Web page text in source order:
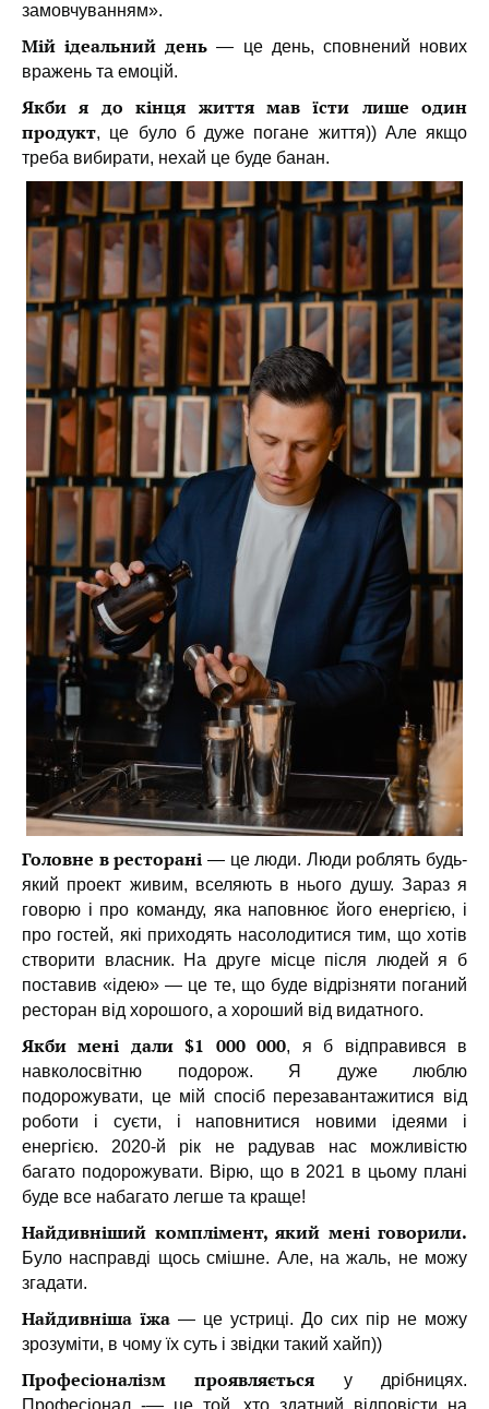
замовчуванням».
Мій ідеальний день — це день, сповнений нових
вражень та емоцій.
Якби я до кінця життя мав їсти лише один
продукт, це було б дуже погане життя)) Але якщо
треба вибирати, нехай це буде банан.
Головне в ресторані — це люди. Люди роблять будь-
який проект живим, вселяють в нього душу. Зараз я
говорю і про команду, яка наповнює його енергією, і
про гостей, які приходять насолодитися тим, що хотів
створити власник. На друге місце після людей я б
поставив «ідею» — це те, що буде відрізняти поганий
ресторан від хорошого, а хороший від видатного.
Якби мені дали $1 000 000, я б відправився в
навколосвітню подорож. Я дуже люблю
подорожувати, це мій спосіб перезавантажитися від
роботи і суєти, і наповнитися новими ідеями і
енергією. 2020-й рік не радував нас можливістю
багато подорожувати. Вірю, що в 2021 в цьому плані
буде все набагато легше та краще!
Найдивніший комплімент, який мені говорили.
Було насправді щось смішне. Але, на жаль, не можу
згадати.
Найдивніша їжа — це устриці. До сих пір не можу
зрозуміти, в чому їх суть і звідки такий хайп))
Професіоналізм проявляється у дрібницях.
Професіонал -— це той, хто здатний відповісти на